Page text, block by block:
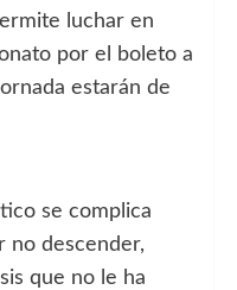
luchar en
por el boleto a
estarán de
se complica
no descender,
que no le ha